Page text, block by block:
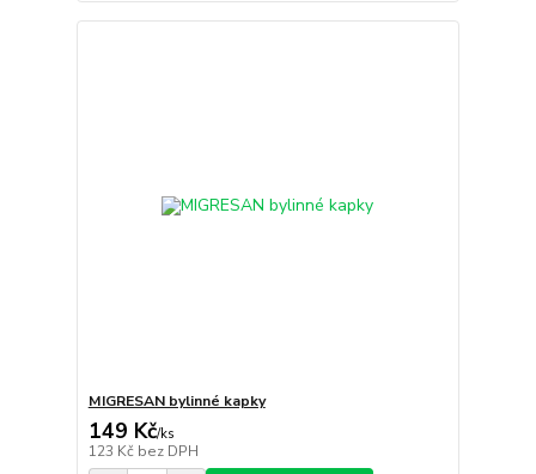
MIGRESAN bylinné kapky
149 Kč/ks
123 Kč bez DPH